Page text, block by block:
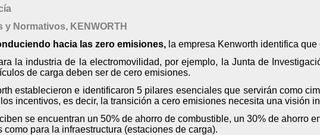
Normativos, KENWORTH
hacia las zero emisiones, la empresa Kenworth identifica
la industria de la electromovilidad, por ejemplo, la Junta de
de carga deben ser de cero emisiones.
establecieron e identificaron 5 pilares esenciales que servirán como
incentivos, es decir, la transición a cero emisiones necesita una visión
se encuentran un 50% de ahorro de combustible, un 30% de ahorro
para la infraestructura (estaciones de carga).